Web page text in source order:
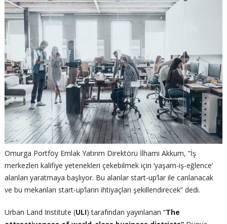
Omurga Portföy Emlak Yatırım Direktörü İlhami Akkum, “İş
merkezleri kalifiye yetenekleri çekebilmek için ‘yaşam-iş-eğlence’
alanları yaratmaya başlıyor. Bu alanlar start-up’lar ile canlanacak
ve bu mekanları start-up’ların ihtiyaçları şekillendirecek” dedi.
Urban Land Institute (ULI) tarafından yayınlanan “The